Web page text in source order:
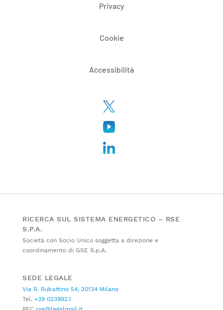
Privacy
Cookie
Accessibilità
RICERCA SUL SISTEMA ENERGETICO – RSE
S.P.A.
Società con Socio Unico soggetta a direzione e
coordinamento di GSE S.p.A.
SEDE LEGALE
Via R. Rubattino 54, 20134 Milano
Tel. +39 023992.1